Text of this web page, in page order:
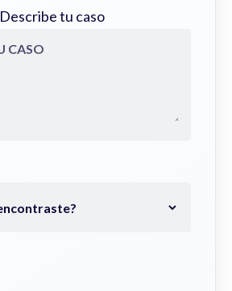
Describe tu caso